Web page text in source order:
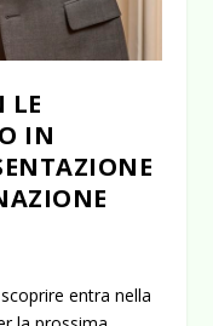
LE
IN
entra nella